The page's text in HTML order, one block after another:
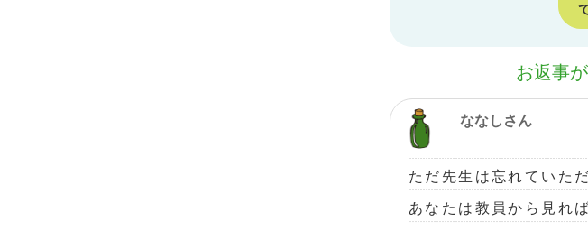
お返事
ななしさん
ただ先生は忘れていた
あなたは教員から見れ